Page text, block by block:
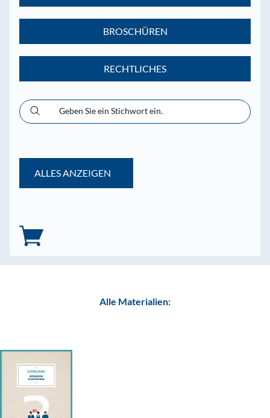
BROSCHÜREN
RECHTLICHES
Geben Sie ein Stichwort ein.
ALLES ANZEIGEN
Alle Materialien: